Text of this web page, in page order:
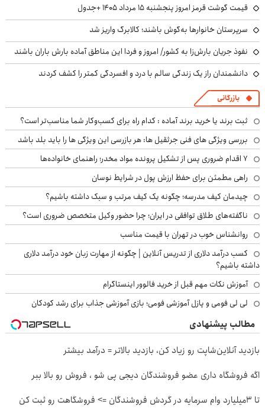
قیمت گوشت قرمز امروز پنجشنبه ۱۵ مرداد ۱۴۰۵ +جدول
سرپرستان خانوارها به‌گوش باشند؛ کالابرگ واریز شد
نفوذ جریان بارش‌زا به کشور/ امروز و فردا این مناطق آماده بارش باران باشند
دانشمندان راز یک زندگی سالم با درد و افسردگی کمتر را کشف کردند
بازرگانی
ثبت برند یا خرید برند آماده : کدام راه برای کسب‌وکار شما مناسب‌تر است؟
بررسی ویژگی های فنی جرثقیل ها: هر بازرسی این ویژگی ها را باید بلد باشد
۷ اقدام ضروری پس از تشکیل پرونده مواد مخدر؛ راهنمای خانواده‌ها
راهی مطمئن برای حفظ ارزش پول در شرایط نوسان
چیدمان کیف مدرسه؛ چگونه یک کیف مرتب و سبک داشته باشیم؟
ناگفته‌های طلاق توافقی در ایران؛ چرا حضور وکیل متخصص ضروری است؟
روانشناس خوب در تهران با قیمت مناسب
کسب درآمد دلاری از تدریس آنلاین | چگونه از مهارت زبان خود درآمد دلاری
داشته باشیم؟
آموزش نکات مهم قبل از خرید فالوور اینستاگرام
لی لی فومی و پازل آموزشی فومی؛ بازی آموزشی جذاب برای رشد کودکان
مطالب پیشنهادی
بازدید آنلاین‌شاپت رو زیاد کن، بازدید بالاتر = درآمد بیشتر
اگه فروشگاه داری عضو فروشندگان دیجی پی شو ، فروش رو بالا ببر
تا 3میلیارد وام سرمایه در گردش فروشندگان => فروشگاهت رو ثبت کن